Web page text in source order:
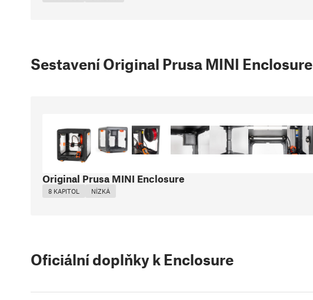
Sestavení Original Prusa MINI Enclosure
Original Prusa MINI Enclosure
8 KAPITOL NÍZKÁ
Oficiální doplňky k Enclosure